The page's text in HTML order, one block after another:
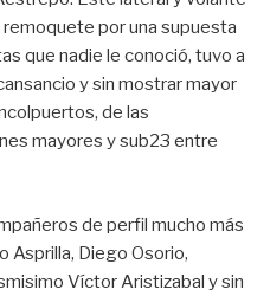
por una supuesta
que nadie le conoció, tuvo a
y sin mostrar mayor
de las
mayores y sub23 entre
de perfil mucho más
Asprilla, Diego Osorio,
Víctor Aristizabal y sin